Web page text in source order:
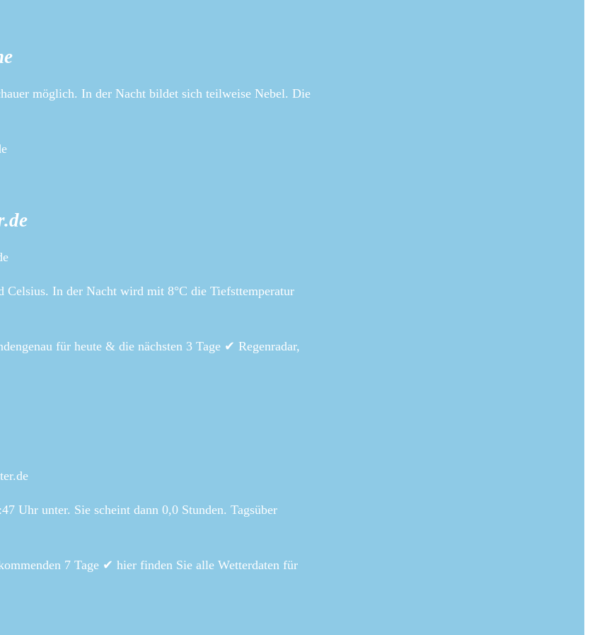
möglich. In der Nacht bildet sich teilweise Nebel. Die
Celsius. In der Nacht wird mit 8°C die Tiefsttemperatur
für heute & die nächsten 3 Tage ✔ Regenradar,
Uhr unter. Sie scheint dann 0,0 Stunden. Tagsüber
7 Tage ✔ hier finden Sie alle Wetterdaten für